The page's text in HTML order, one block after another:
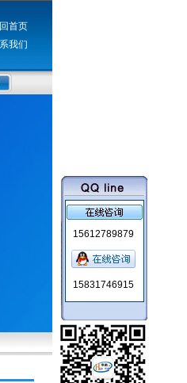
首页
我们
15612789879
15831746915